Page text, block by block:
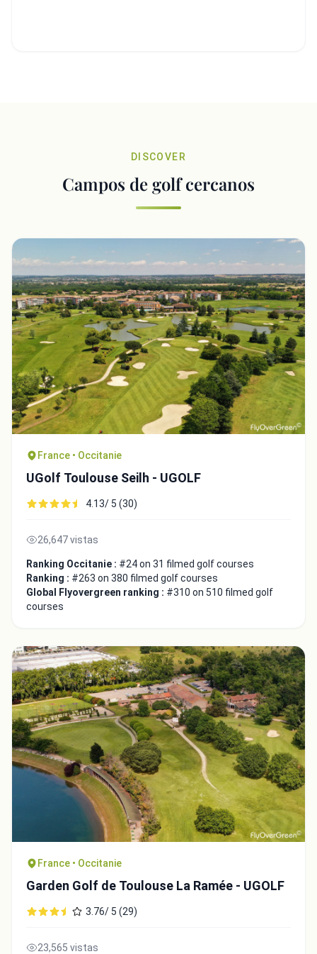
DISCOVER
Campos de golf cercanos
France • Occitanie
UGolf Toulouse Seilh - UGOLF
4.13/ 5 (30)
26,647 vistas
Ranking Occitanie : #24 on 31 filmed golf courses
Ranking : #263 on 380 filmed golf courses
Global Flyovergreen ranking : #310 on 510 filmed golf
courses
France • Occitanie
Garden Golf de Toulouse La Ramée - UGOLF
3.76/ 5 (29)
23,565 vistas